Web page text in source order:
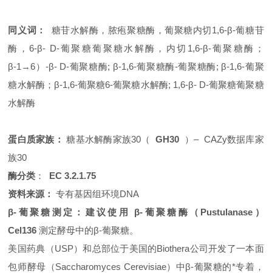
同义词：
糖苷水解酶，脓疱聚糖酶，葡聚糖内切1,6-β-葡糖苷
酶，6-β- D-葡聚糖葡聚糖水解酶，内切1,6-β-葡聚糖酶；
β-1→6）-β- D-葡聚糖酶; β-1,6-葡聚糖酶-葡聚糖酶; β-1,6-葡聚
糖水解酶；β-1,6-葡聚糖6-葡聚糖水解酶; 1,6-β- D-葡聚糖葡聚糖
水解酶
蛋白质家族：糖基水解酶家族30（GH30 ）– CAZy数据库家
族30
酶分类 ： EC 3.2.1.75
资料来源：专有基因组环境DNA
β-葡聚糖测定：建议使用
β-葡聚糖酶（Pustulanase）
Cel136测定酵母中的β-葡聚糖。
美国药典（USP）和总部位于美国的Biothera公司开发了一本面
包师酵母（Saccharomyces Cerevisiae）中β-葡聚糖的*专着，